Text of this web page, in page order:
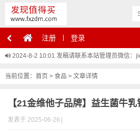
注册 登录
2024-8-2 10:01 发稿请联系本站管理员微信：
当前位置： 首页 > 食品 > 文章详情
【21金维他子品牌】益生菌牛乳
发表于 2025-06-26